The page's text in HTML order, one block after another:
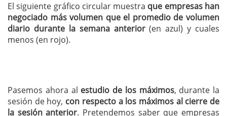
El siguiente gráfico circular muestra que empresas han
negociado más volumen que el promedio de volumen
diario durante la semana anterior(en azul) y cuales
menos (en rojo).
Pasemos ahora al estudio de los máximos, durante la
sesión de hoy, con respecto a los máximos al cierre de
la sesión anterior. Pretendemos saber que empresas